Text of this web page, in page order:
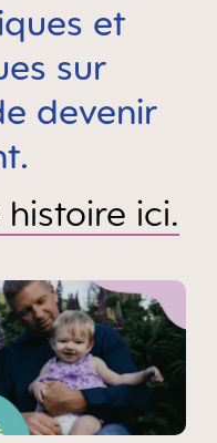
et
sur
devenir
ici.